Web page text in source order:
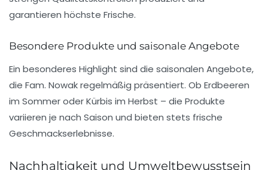
garantieren höchste Frische.
Besondere Produkte und saisonale Angebote
Ein besonderes Highlight sind die saisonalen Angebote,
die Fam. Nowak regelmäßig präsentiert. Ob Erdbeeren
im Sommer oder Kürbis im Herbst – die Produkte
variieren je nach Saison und bieten stets frische
Geschmackserlebnisse.
Nachhaltigkeit und Umweltbewusstsein